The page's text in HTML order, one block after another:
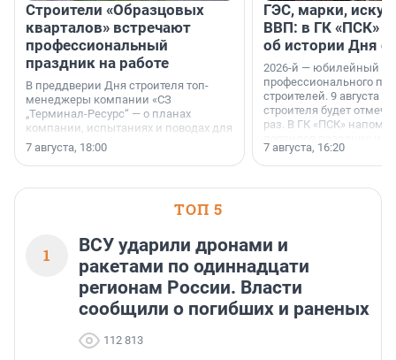
Строители «Образцовых
кварталов» встречают
профессиональный
праздник на работе
В преддверии Дня строителя топ-
менеджеры компании «СЗ
„Терминал-Ресурс“ — о планах
компании, испытаниях и поводах для
осторожного оптимизма.
7 августа, 18:00
ГЭС, марки,
ВВП: в ГК «ПСК»
об истории Дня
2026-й — юбилейный
профессионального
строителей. 9 августа
строителя будет
раз. В ГК «ПСК»
поменялась роль
7 августа, 16:20
ТОП 5
1
ВСУ ударили дронами и
ракетами по одиннадцати
регионам России. Власти
сообщили о погибших и раненых
112 813